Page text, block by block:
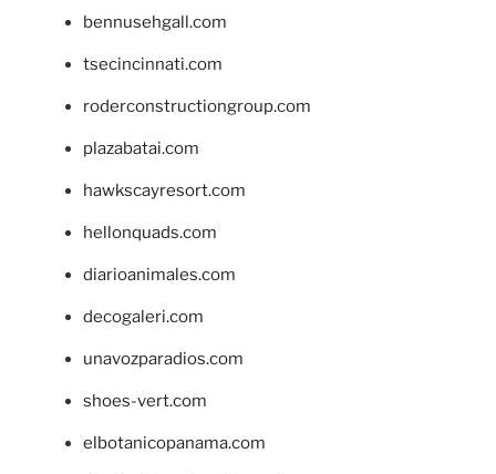
bennusehgall.com
tsecincinnati.com
roderconstructiongroup.com
plazabatai.com
hawkscayresort.com
hellonquads.com
diarioanimales.com
decogaleri.com
unavozparadios.com
shoes-vert.com
elbotanicopanama.com